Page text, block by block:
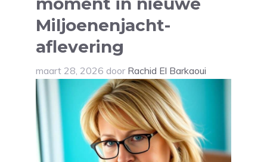
Miljoenenjacht-
aflevering
maart 28, 2026 door Rachid El Barkaoui